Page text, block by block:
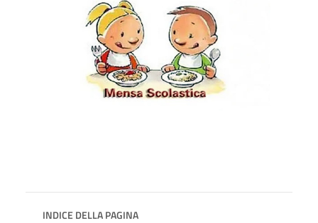
INDICE DELLA PAGINA